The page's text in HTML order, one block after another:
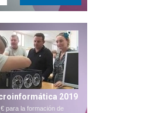
2019
para la formación de